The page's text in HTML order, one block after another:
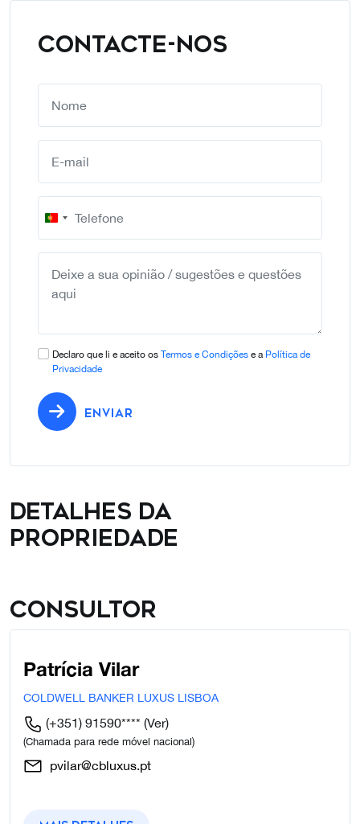
CONTACTE-NOS
Portugal
+351
Declaro que li e aceito os Termos e Condições e a Política de
Privacidade
ENVIAR
Detalhes da
propriedade
Consultor
Patrícia Vilar
COLDWELL BANKER LUXUS LISBOA
(+351) 91590**** (Ver)
(Chamada para rede móvel nacional)
pvilar@cbluxus.pt